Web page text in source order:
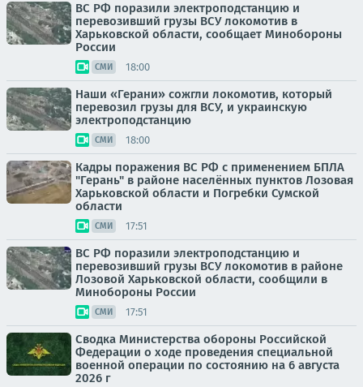
ВС РФ поразили электроподстанцию и
перевозивший грузы ВСУ локомотив в
Харьковской области, сообщает Минобороны
России
СМИ 18:00
Наши «Герани» сожгли локомотив, который
перевозил грузы для ВСУ, и украинскую
электроподстанцию
СМИ 18:00
Кадры поражения ВС РФ с применением БПЛА
"Герань" в районе населённых пунктов Лозовая
Харьковской области и Погребки Сумской
области
СМИ 17:51
ВС РФ поразили электроподстанцию и
перевозивший грузы ВСУ локомотив в районе
Лозовой Харьковской области, сообщили в
Минобороны России
СМИ 17:51
Сводка Министерства обороны Российской
Федерации о ходе проведения специальной
военной операции по состоянию на 6 августа
2026 г